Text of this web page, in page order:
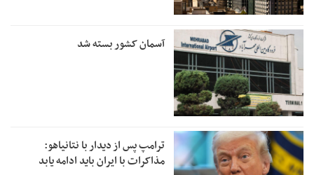
آسمان کشور بسته شد
ترامپ پس از دیدار با نتانیاهو:
مذاکرات با ایران باید ادامه یابد